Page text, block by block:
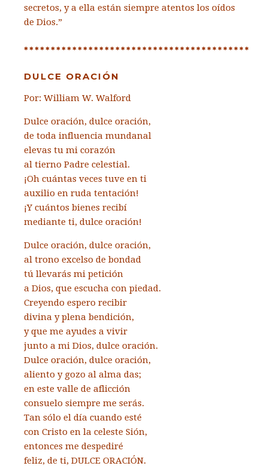
secretos, y a ella están siempre atentos los oídos
de Dios.”
******************************************
DULCE ORACIÓN
Por: William W. Walford
Dulce oración, dulce oración,
de toda influencia mundanal
elevas tu mi corazón
al tierno Padre celestial.
¡Oh cuántas veces tuve en ti
auxilio en ruda tentación!
¡Y cuántos bienes recibí
mediante ti, dulce oración!
Dulce oración, dulce oración,
al trono excelso de bondad
tú llevarás mi petición
a Dios, que escucha con piedad.
Creyendo espero recibir
divina y plena bendición,
y que me ayudes a vivir
junto a mi Dios, dulce oración.
Dulce oración, dulce oración,
aliento y gozo al alma das;
en este valle de aflicción
consuelo siempre me serás.
Tan sólo el día cuando esté
con Cristo en la celeste Sión,
entonces me despediré
feliz, de ti, DULCE ORACIÓN.